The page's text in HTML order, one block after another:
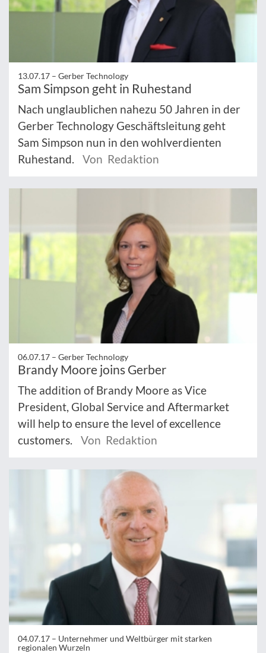
13.07.17 – Gerber Technology
Sam Simpson geht in Ruhestand
Nach unglaublichen nahezu 50 Jahren in der
Gerber Technology Geschäftsleitung geht
Sam Simpson nun in den wohlverdienten
Ruhestand.
Von Redaktion
06.07.17 – Gerber Technology
Brandy Moore joins Gerber
The addition of Brandy Moore as Vice
President, Global Service and Aftermarket
will help to ensure the level of excellence
customers.
Von Redaktion
04.07.17 – Unternehmer und Weltbürger mit starken
regionalen Wurzeln